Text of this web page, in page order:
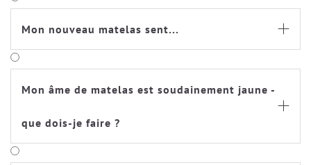
Toutes les housses des matelas Träumeland (à
l'exception de nos matelas pour enfants et
Conformément à la norme actuelle relative aux
matelas, nos matelas sont équipés d'une fermeture
de sécurité sans curseur, afin que l'enfant ne puisse
pas ouvrir la housse du matelas. Pour ouvrir la
(par exemple un trombone, etc.).
Mon nouveau matelas sent... 
Mon âme de matelas est soudainement jaune -
que dois-je faire ?
